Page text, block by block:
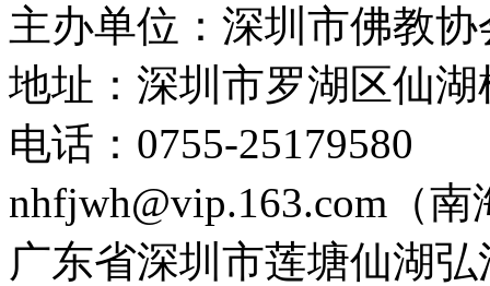
主办单位：深圳市佛教
地址：深圳市罗湖区仙
电话：0755-25179580
nhfjwh@vip.163.com（南
广东省深圳市莲塘仙湖弘